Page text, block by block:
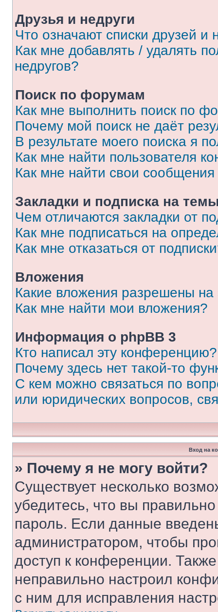
Друзья и недруги
Что означают списки друзей и
Как мне добавлять / удалять
недругов?
Поиск по форумам
Как мне выполнить поиск по
Почему мой поиск не даёт
В результате моего поиска я
Как мне найти пользователя
Как мне найти свои
Закладки и подписка на
Чем отличаются закладки от
Как мне подписаться на
Как мне отказаться от
Вложения
Какие вложения разрешены
Как мне найти мои вложения?
Информация о phpBB 3
Кто написал эту конференцию?
Почему здесь нет такой-то
С кем можно связаться по
или юридических вопросов,
Вход на
» Почему я не могу войти?
Существует несколько
убедитесь, что вы
пароль. Если данные
администратором, чтобы
доступ к конференции.
неправильно настроил
с ним для исправления